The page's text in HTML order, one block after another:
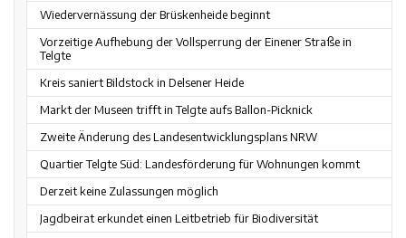
Wiedervernässung der Brüskenheide beginnt
Vorzeitige Aufhebung der Vollsperrung der Einener Straße in
Telgte
Kreis saniert Bildstock in Delsener Heide
Markt der Museen trifft in Telgte aufs Ballon-Picknick
Zweite Änderung des Landesentwicklungsplans NRW
Quartier Telgte Süd: Landesförderung für Wohnungen kommt
Derzeit keine Zulassungen möglich
Jagdbeirat erkundet einen Leitbetrieb für Biodiversität